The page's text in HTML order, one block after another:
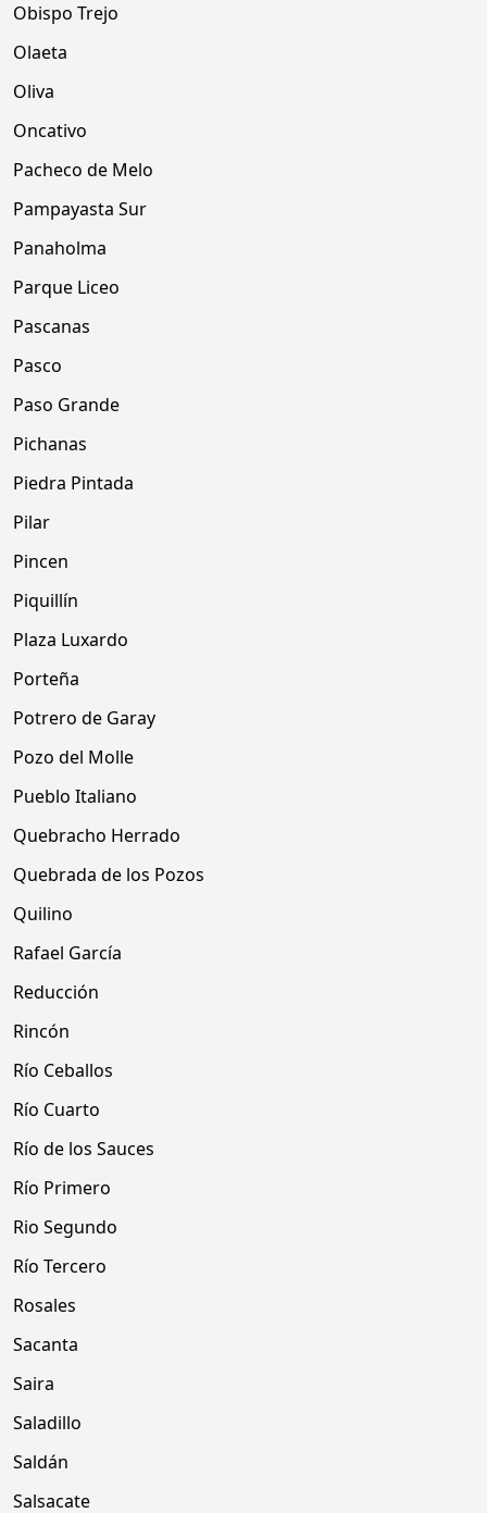
Obispo Trejo
Olaeta
Oliva
Oncativo
Pacheco de Melo
Pampayasta Sur
Panaholma
Parque Liceo
Pascanas
Pasco
Paso Grande
Pichanas
Piedra Pintada
Pilar
Pincen
Piquillín
Plaza Luxardo
Porteña
Potrero de Garay
Pozo del Molle
Pueblo Italiano
Quebracho Herrado
Quebrada de los Pozos
Quilino
Rafael García
Reducción
Rincón
Río Ceballos
Río Cuarto
Río de los Sauces
Río Primero
Rio Segundo
Río Tercero
Rosales
Sacanta
Saira
Saladillo
Saldán
Salsacate